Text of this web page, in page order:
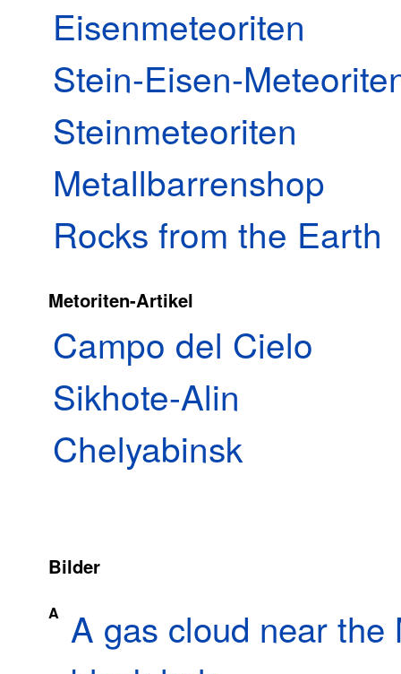
Eisenmeteoriten
Stein-Eisen-
Steinmeteoriten
Metallbarrenshop
Rocks from the Earth
Metoriten-Artikel
Campo del Cielo
Sikhote-Alin
Chelyabinsk
Bilder
A A gas cloud near the